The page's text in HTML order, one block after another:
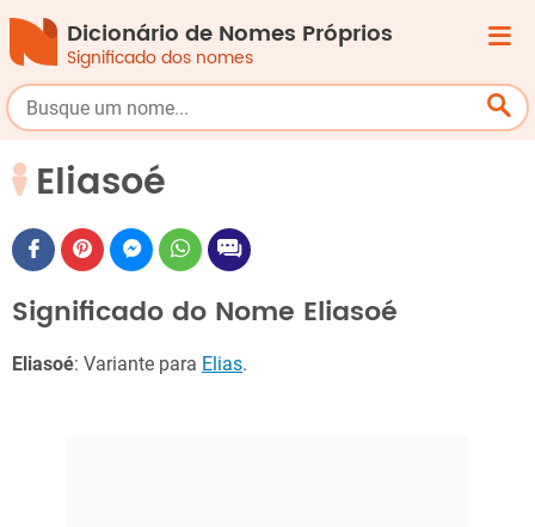
Dicionário de Nomes Próprios
Significado dos nomes
Eliasoé
Significado do Nome Eliasoé
Eliasoé: Variante para Elias.